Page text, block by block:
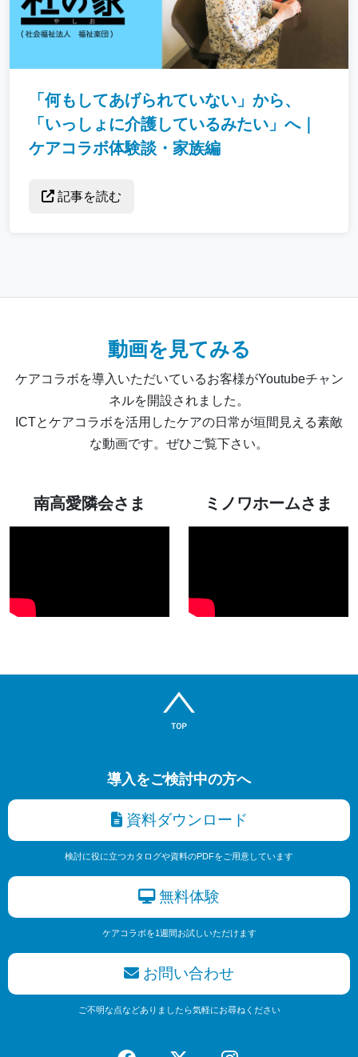
「何もしてあげられていない」から、
「いっしょに介護しているみたい」へ｜
ケアコラボ体験談・家族編
記事を読む
動画を見てみる
ケアコラボを導入いただいているお客様がYoutubeチャン
ネルを開設されました。
ICTとケアコラボを活用したケアの日常が垣間見える素敵
な動画です。ぜひご覧下さい。
南高愛隣会さま ミノワホームさま
導入をご検討中の方へ
資料ダウンロード
検討に役に立つカタログや資料のPDFをご用意しています
無料体験
ケアコラボを1週間お試しいただけます
お問い合わせ
ご不明な点などありましたら気軽にお尋ねください